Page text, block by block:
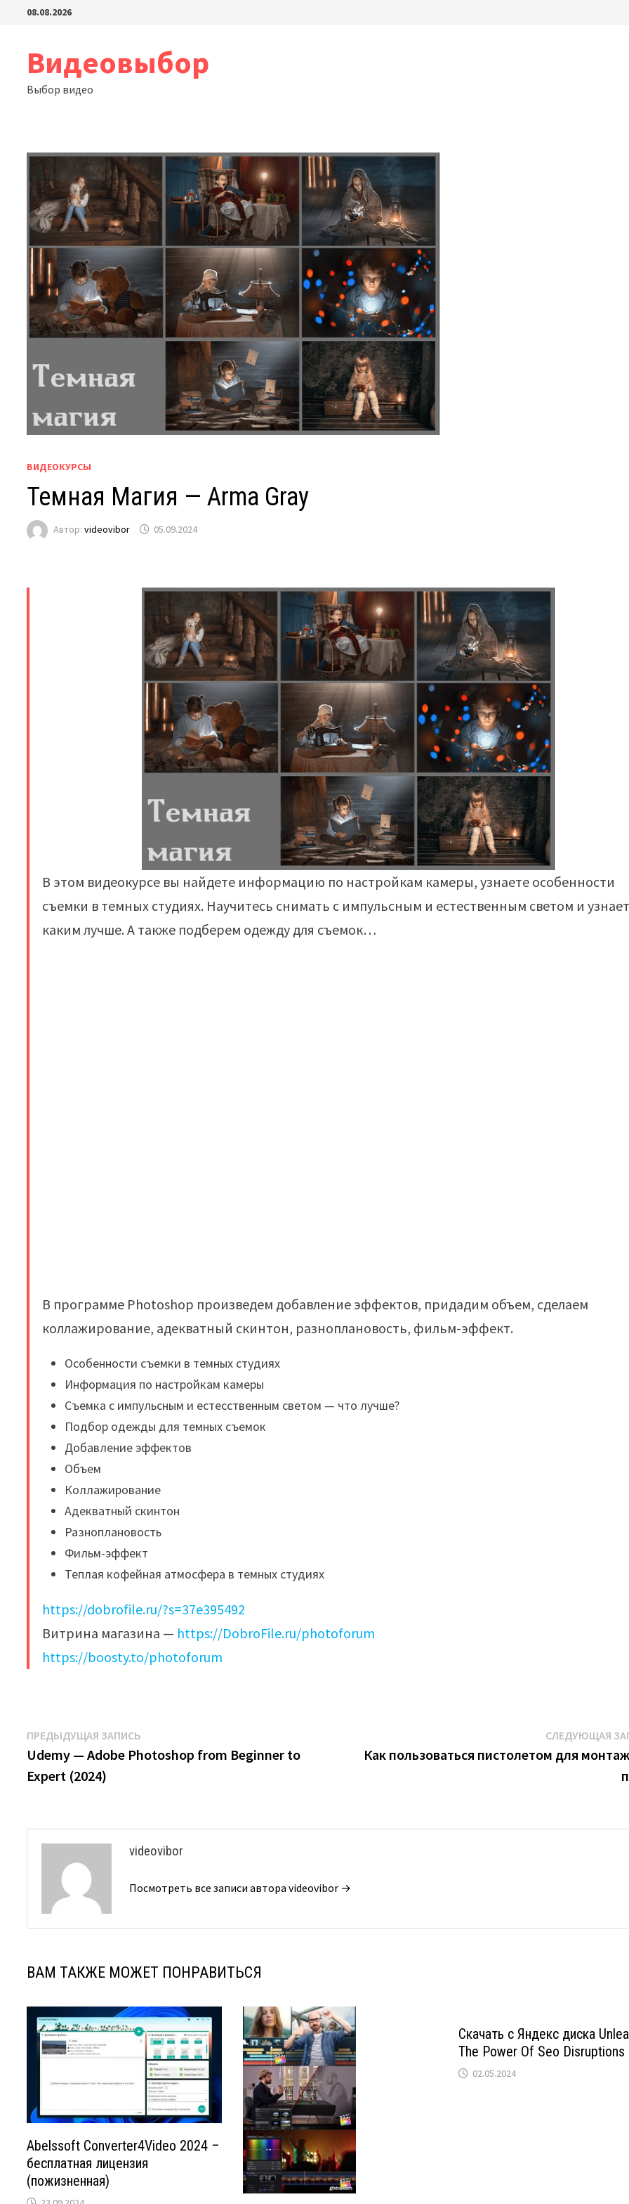
Перейти08.08.2026
Видеовыбор
Выбор видео
ВИДЕОКУРСЫ
Темная Магия — Arma Gray
Автор:videovibor 05.09.2024
В этом видеокурсе вы найдете информацию по настройкам камеры, узнаете особенности
съемки в темных студиях. Научитесь снимать с импульсным и естественным светом и
каким лучше. А также подберем одежду для съемок…
В программе Photoshop произведем добавление эффектов, придадим объем, сделаем
коллажирование, адекватный скинтон, разноплановость, фильм-эффект.
Особенности съемки в темных студиях
Информация по настройкам камеры
Съемка с импульсным и естесственным светом — что лучше?
Подбор одежды для темных съемок
Добавление эффектов
Объем
Коллажирование
Адекватный скинтон
Разноплановость
Фильм-эффект
Теплая кофейная атмосфера в темных студиях
https://dobrofile.ru/?s=37e395492
Витрина магазина — https://DobroFile.ru/photoforum
https://boosty.to/photoforum
Навигация
по
записям
ПРЕДЫДУЩАЯ ЗАПИСЬ
запись:
Udemy — Adobe Photoshop from Beginner to
Expert (2024)
СЛЕДУЮЩАЯ
Как пользоваться пистолетом для
videovibor
Посмотреть все записи автора videovibor →
ВАМ ТАКЖЕ МОЖЕТ ПОНРАВИТЬСЯ
Abelssoft Converter4Video 2024 –
бесплатная лицензия
(пожизненная)
Скачать с Яндекс диска
The Power Of Seo Disruptions
02.05.2024